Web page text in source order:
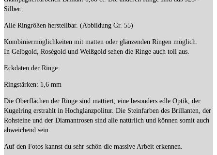
Silber.
Alle Ringrößen herstellbar. (Abbildung Gr. 55)
Kombiniermöglichkeiten mit matten oder glänzenden Ringen möglich.
In Gelbgold, Roségold und Weißgold sehen die Ringe auch toll aus.
Eckdaten der Ringe:
Ringstärken: 1,6 mm
Die Oberflächen der Ringe sind mattiert, eine besonders edle Optik, der
Kugelring erstrahlt in Hochglanzpolitur. Die Steinfarben des Brillanten, der
Rohsteine und der Diamantrosen sind alle natürlich und können somit auch
abweichend sein.
Auf den Fotos kannst du sehr schön die massive Arbeit erkennen.